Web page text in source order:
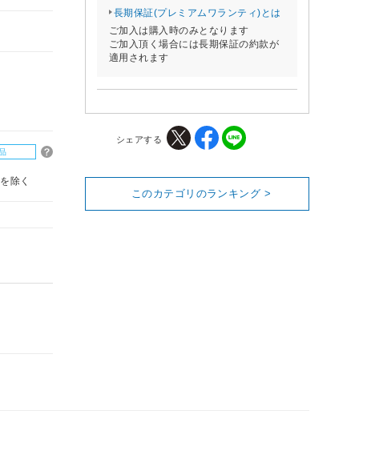
除く
長期保証(プレミアムワランティ)とは
ご加入は購入時のみとなります
ご加入頂く場合には長期保証の約款が
適用されます
シェアする
このカテゴリのランキング >